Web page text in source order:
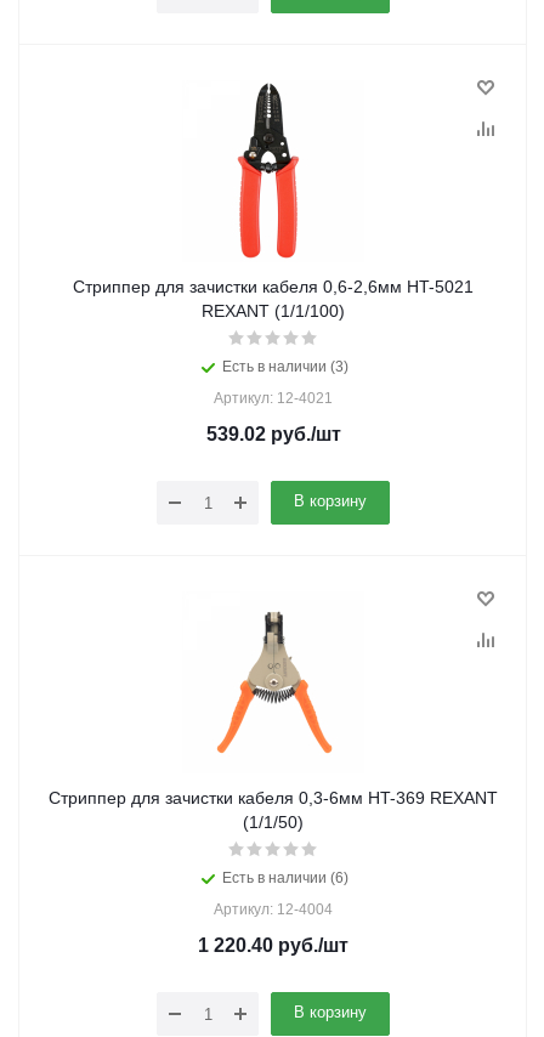
Стриппер для зачистки кабеля 0,6-2,6мм HT-5021
REXANT (1/1/100)
Есть в наличии (3)
Артикул: 12-4021
539.02руб./шт
В корзину
Стриппер для зачистки кабеля 0,3-6мм HT-369 REXANT
(1/1/50)
Есть в наличии (6)
Артикул: 12-4004
1 220.40 руб./шт
В корзину